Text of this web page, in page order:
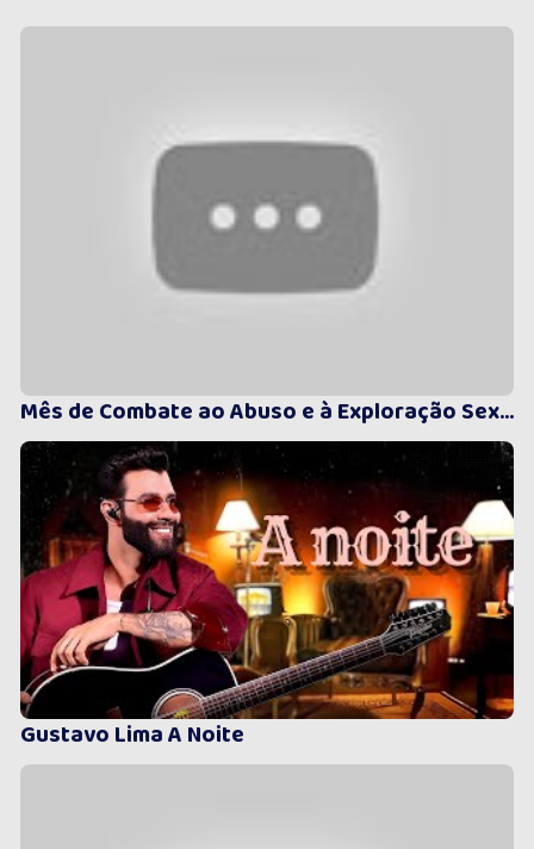
Mês de Combate ao Abuso e à Exploração Sexual de Crianças e Adolescentes -
Gustavo Lima A Noite